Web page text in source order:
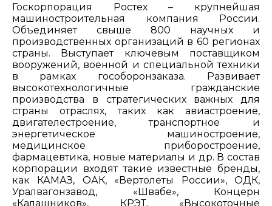
Госкорпорация Ростех – крупнейшая
машиностроительная компания России.
Объединяет свыше 800 научных и
производственных организаций в 60 регионах
страны. Выступает ключевым поставщиком
вооружений, военной и специальной техники
в рамках гособоронзаказа. Развивает
высокотехнологичные гражданские
производства в стратегических важных для
страны отраслях, таких как авиастроение,
двигателестроение, транспортное и
энергетическое машиностроение,
медицинское приборостроение,
фармацевтика, новые материалы и др. В состав
корпорации входят такие известные бренды,
как КАМАЗ, ОАК, «Вертолеты России», ОДК,
Уралвагонзавод, «Швабе», Концерн
«Калашников», КРЭТ, «Высокоточные